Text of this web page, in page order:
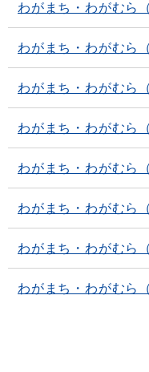
わがまち・わがむら
わがまち・わがむら
わがまち・わがむら
わがまち・わがむら
わがまち・わがむら
わがまち・わがむら
わがまち・わがむら
わがまち・わがむら